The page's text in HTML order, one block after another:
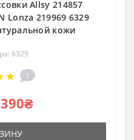
Allsy 214857
Lonza 219969 6329
кожи
6329
1